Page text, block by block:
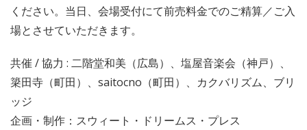
ください。当日、会場受付にて前売料金でのご精算／ご入
場とさせていただきます。
共催 / 協力 : 二階堂和美（広島）、塩屋音楽会（神戸）、
簗田寺（町田）、saitocno（町田）、カクバリズム、ブリ
ッジ
企画・制作：スウィート・ドリームス・プレス